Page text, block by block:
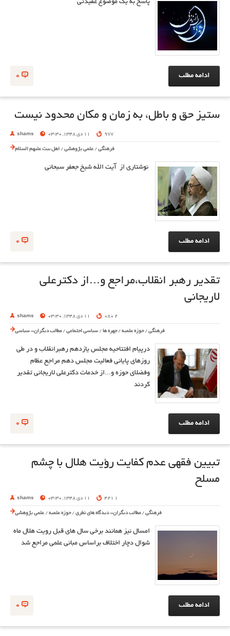
پاسخ به یک موضوع عقیدتی
0 ادامه مطلب
ستیز حق و باطل، به زمان و مکان محدود نیست
shams 11 دی 1348, 03:30 977
فرهنگی / علمی پژوهشی / اهل بیت علیهم السلام
نوشتاری از آیت الله شیخ جعفر سبحانی
0 ادامه مطلب
تقدیر رهبر انقلاب،مراجع و...از دکترعلی
لاریجانی
shams 11 دی 1348, 03:30 2 080
فرهنگی /حوزه علمیه /چهره ها / سیاسی اجتماعی /مطالب دیگران- سیاسی
درپیام افتتاحیه مجلس یازدهم رهبرانقلاب و در طی
روزهای پایانی فعالیت مجلس دهم مراجع عظام
وفضلای حوزه و...از خدمات دکترعلی لاریجانی تقدیر
کردند
0 ادامه مطلب
تبیین فقهی عدم کفایت رؤیت هلال با چشم
مسلح
shams 11 دی 1348, 03:30 1 421
فرهنگی /مطالب دیگران- دیدگاه های نظری /حوزه علمیه / علمی پژوهشی
امسال نیز همانند برخی سال های قبل رویت هلال ماه
شوال دچار اختلاف براساس مبانی علمی مراجع شد
0 ادامه مطلب